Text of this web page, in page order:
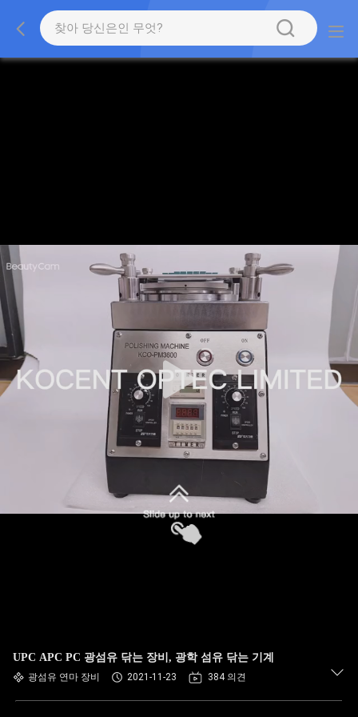
UPC APC PC 광섬유 닦는 장비, 광학 섬유 닦는 기계
광섬유 연마 장비 2021-11-23 384 의견